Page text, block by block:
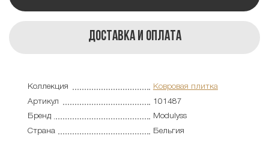
Доставка и оплата
Коллекция
Ковровая плитка
Артикул
101487
Бренд
Modulyss
Страна
Бельгия